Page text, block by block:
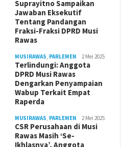
Suprayitno Sampaikan
Jawaban Eksekutif
Tentang Pandangan
Fraksi-Fraksi DPRD Musi
Rawas
MUSIRAWAS, PARLEMEN 2 Mei 2025
Terlindungi: Anggota
DPRD Musi Rawas
Dengarkan Penyampaian
Wabup Terkait Empat
Raperda
MUSIRAWAS, PARLEMEN 2 Mei 2025
CSR Perusahaan di Musi
Rawas Masih ‘Se-
Ikhlasnya’, Anggota